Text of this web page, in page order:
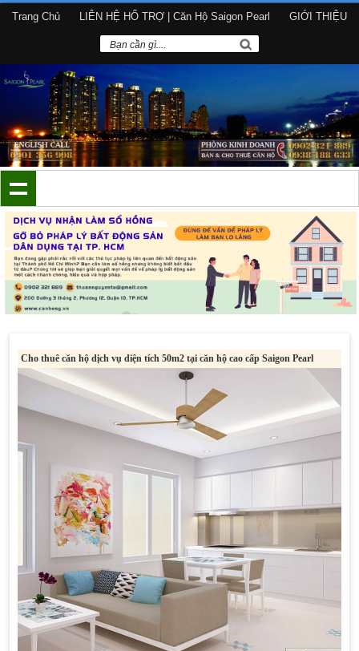
Trang Chủ LIÊN HỆ HỔ TRỢ | Căn Hộ Saigon Pearl GIỚI THIỆU
Cho thuê căn hộ dịch vụ diện tích 50m2 tại căn hộ cao cấp Saigon Pearl